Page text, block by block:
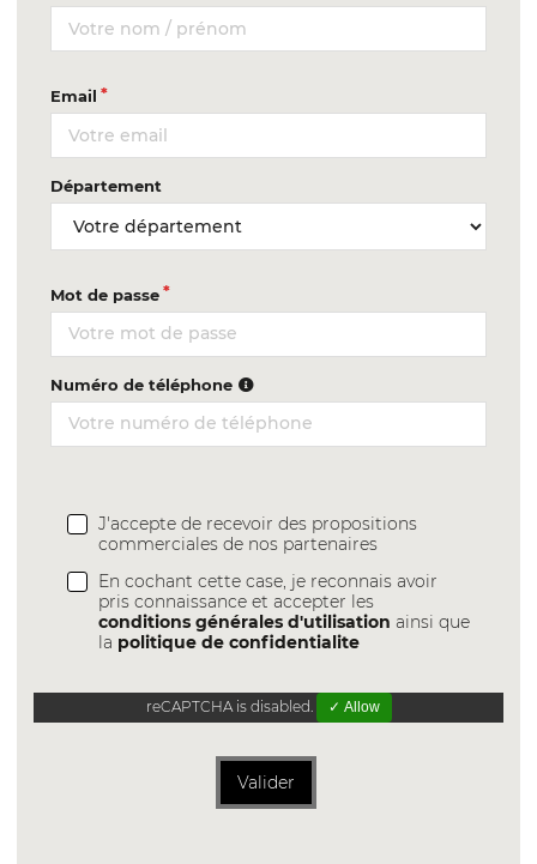
Email
Département
Mot de passe
Numéro de téléphone
J'accepte de recevoir des propositions
commerciales de nos partenaires
En cochant cette case, je reconnais avoir
pris connaissance et accepter les
conditions générales d'utilisation ainsi que
la politique de confidentialite
reCAPTCHA is disabled. ✓ Allow
Valider